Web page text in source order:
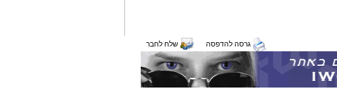
גרסה להדפסה שלח לחבר